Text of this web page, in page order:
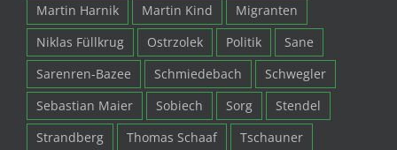
Martin Harnik
Martin Kind
Migranten
Niklas Füllkrug
Ostrzolek Politik
Sane
Sarenren-Bazee
Schmiedebach
Schwegler
Sebastian Maier
Sobiech Sorg
Stendel
Strandberg
Thomas Schaaf Tschauner